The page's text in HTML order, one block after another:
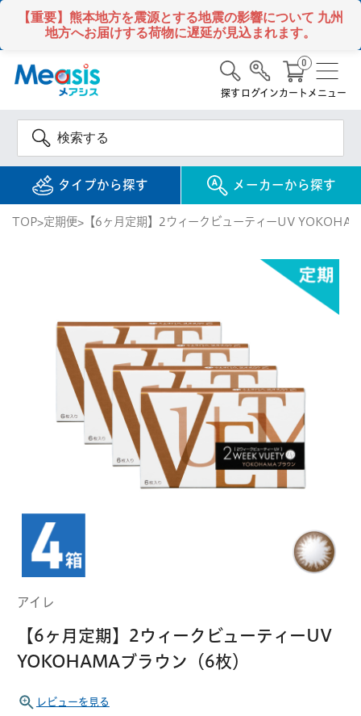
【重要】熊本地方を震源とする地震の影響について 九州
地方へお届けする荷物に遅延が見込まれます。
タイプから探す メーカーから探す
探す ログインカート
0
メニュー
2WEEK / 2週間 使い捨て
1MONTH / 1ヶ月 使い捨て
乱視用コンタクトレンズ
遠近両用 コンタクトレンズ
カラーコンタクトレンズ
ハード
ソフト
ケア用品
クーパービジョン ボシュロム
日本アルコン シード
アイミー
検 索
INFORMATION
MYコンタクト（らくらく再購入）
はじめての方へ
おトク定期便
Myクーポン
ご利用案内
TOP 定期便 【6ヶ月定期】2ウィークビューティーUV
アイレ
【6ヶ月定期】2ウィークビューティーUV
YOKOHAMAブラウン（6枚）
レビューを見る